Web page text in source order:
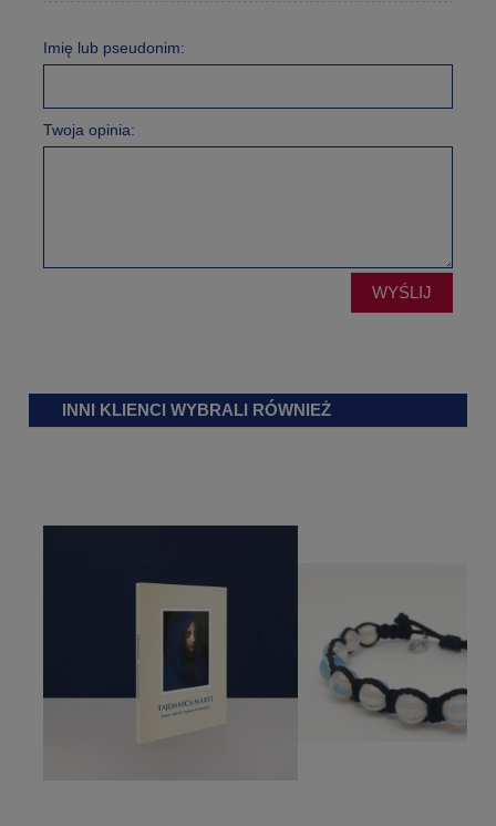
Imię lub pseudonim:
Twoja opinia:
WYŚLIJ
INNI KLIENCI WYBRALI RÓWNIEŻ